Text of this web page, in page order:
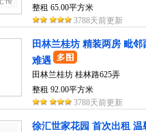
整租 65.00平方米
3788天前更新
田林兰桂坊 精装两房 毗
难遇
田林兰桂坊 桂林路625弄
整租 92.00平方米
3788天前更新
徐汇世家花园 首次出租